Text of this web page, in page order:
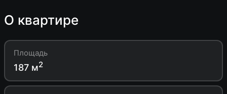
О квартире
Площадь
187 м2